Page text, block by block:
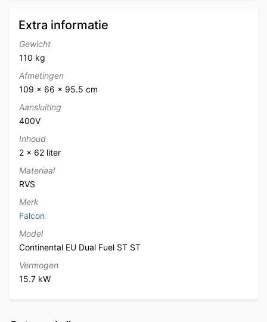
Extra informatie
Gewicht
110 kg
Afmetingen
109 × 66 × 95.5 cm
Aansluiting
400V
Inhoud
2 x 62 liter
Materiaal
RVS
Merk
Falcon
Model
Continental EU Dual Fuel ST ST
Vermogen
15.7 kW